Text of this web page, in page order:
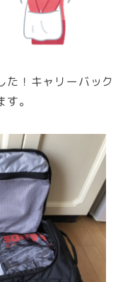
た！キャリーバック
。